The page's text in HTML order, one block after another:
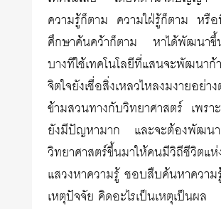
ความรู้ก็ตาม ความใฝ่รู้ก็ตาม หรือ
ศึกษาค้นคว้าก็ตาม หาได้พัฒนาขึ้
บางทีใช้เทคโนโลยีที่แสนจะพัฒนาก้
จิตใจยังเชื่อสิ่งเหลวไหลงมงายอย่า
ข้ามสวนทางกับวิทยาศาสตร์ เพร
ยังมีปัญหามาก และจะต้องพัฒน
วิทยาศาสตร์ขึ้นมาให้คนมีวิถีชีวิตแห่
แสวงหาความรู้ ชอบสืบค้นหาควา
เหตุปัจจัย คิดอะไรเป็นเหตุเป็นผล